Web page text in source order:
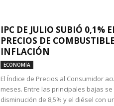
IPC DE JULIO SUBIÓ 0,1%
PRECIOS DE
INFLACIÓN
ECONOMÍA
El Índice de Precios al Consumidor
meses. Entre las principales bajas
disminución de 8,5% y el diésel con